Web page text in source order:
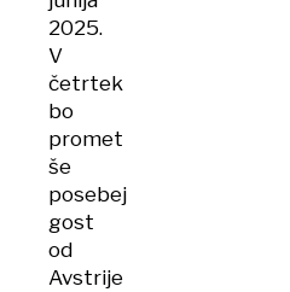
2025.
V
četrtek
bo
promet
še
posebej
gost
od
Avstrije